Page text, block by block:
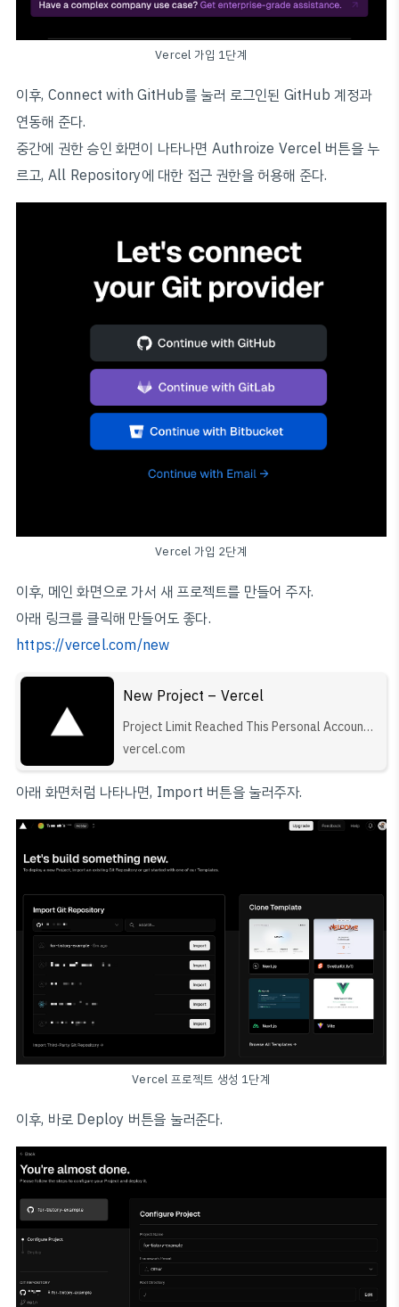
Vercel 가입 1단계
이후, Connect with GitHub를 눌러 로그인된 GitHub 계정과
연동해 준다.
중간에 권한 승인 화면이 나타나면 Authroize Vercel 버튼을 누
르고, All Repository에 대한 접근 권한을 허용해 준다.
Vercel 가입 2단계
이후, 메인 화면으로 가서 새 프로젝트를 만들어 주자.
아래 링크를 클릭해 만들어도 좋다.
https://vercel.com/new
New Project – Vercel
Project Limit Reached This Personal Account
has reached the Infinity project Hobby limit.
select a different account . Create a Pro
TeamOpen Account Switcher
vercel.com
아래 화면처럼 나타나면, Import 버튼을 눌러주자.
Vercel 프로젝트 생성 1단계
이후, 바로 Deploy 버튼을 눌러준다.